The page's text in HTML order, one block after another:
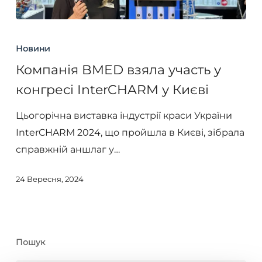
BMED
участь
у
конгресі
InterCHARM
у
Новини
Компанія BMED взяла участь у
конгресі InterCHARM у Києві
Цьогорічна виставка індустрії краси України
InterCHARM 2024, що пройшла в Києві, зібрала
справжній аншлаг у…
24 Вересня, 2024
Пошук